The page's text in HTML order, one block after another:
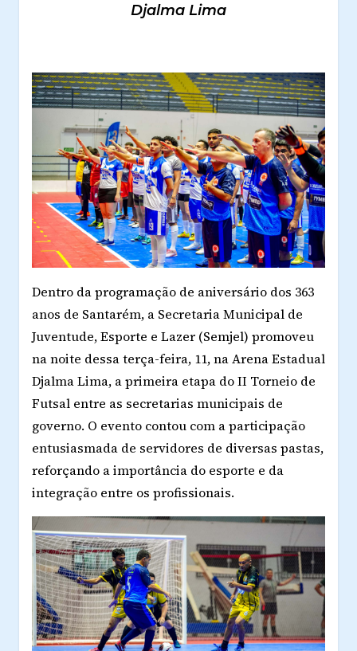
Djalma Lima
Dentro da programação de aniversário dos 363
anos de Santarém, a Secretaria Municipal de
Juventude, Esporte e Lazer (Semjel) promoveu
na noite dessa terça-feira, 11, na Arena Estadual
Djalma Lima, a primeira etapa do II Torneio de
Futsal entre as secretarias municipais de
governo. O evento contou com a participação
entusiasmada de servidores de diversas pastas,
reforçando a importância do esporte e da
integração entre os profissionais.